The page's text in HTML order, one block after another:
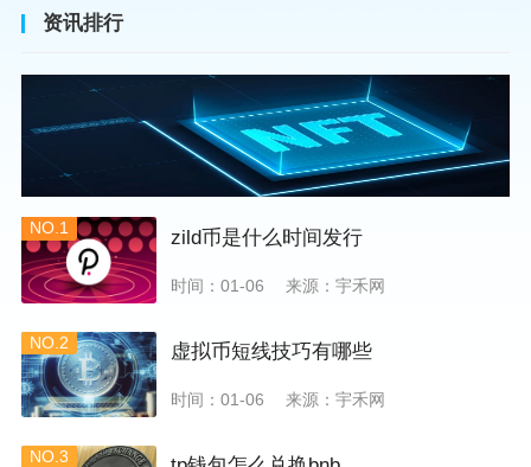
资讯排行
NO.1 zild币是什么时间发行
时间：01-06 来源：宇禾网
NO.2 虚拟币短线技巧有哪些
时间：01-06 来源：宇禾网
NO.3